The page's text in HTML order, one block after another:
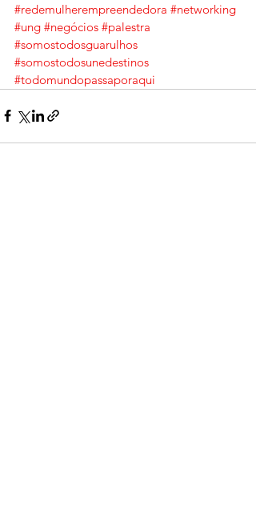
#redemulherempreendedora #networking
#ung #negócios #palestra
#somostodosguarulhos
#somostodosunedestinos
#todomundopassaporaqui